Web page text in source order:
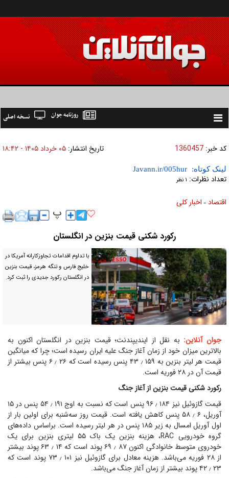
Toggle
نسخه اصلی روزنامه جوان
کد خبر: 1360457 تاریخ انتشار: ۰۵ خرداد ۱۴۰۵ - ۱۸:۴۲
لینک کوتاه:
تعداد نظرات: ۱ نظر
اقتصاد » اخبار کلی
رکورد شکنی قیمت بنزین در انگلستان
با تداوم اقدامات تجاوزکارانه آمریکا در
خلیج فارس و تنگه هرمز، قیمت بنزین
در انگلستان رکورد جدیدی را ثبت کرد.
جوان آنلاین: به نقل از ایندیپندنت؛ قیمت بنزین در انگلستان اکنون به
بالاترین میزان خود از زمان آغاز جنگ علیه ایران رسیده است؛ چرا که میانگین
قیمت هر لیتر بنزین به ۱۵۹ ٫ ۴۳ پنس رسیده است که ۲۶ ٫ ۶ پنس بیشتر از
قیمت آن در ۲۸ فوریه است.
رکورد شکنی قیمت بنزین از آغاز جنگ
قیمت گازوئیل نیز ۱۸۴ ٫ ۹۶ پنس است که نسبت به اوج ۱۹۱ ٫ ۵۴ پنس در ۱۵
آوریل، ۶ ٫ ۵۸ پنس کاهش یافته است. قیمت روز سه‌شنبه برای اولین بار از
اول آوریل امسال به زیر ۱۸۵ پنس در هر لیتر رسیده است. براساس داده‌های
گروه خودرویی RAC، هزینه بنزین یک باک ۵۵ لیتری بنزین برای یک
خودروی متوسط خانوادگی اکنون ۸۷ ٫ ۶۹ پوند است که ۱۴ ٫ ۶۳ پوند بیشتر
از ۲۸ فوریه می‌باشد. هزینه معادل برای گازوئیل نیز ۱۰۱ ٫ ۷۳ پوند است که
۲۳ ٫ ۴۲ پوند بیشتر از زمان آغاز جنگ می‌باشد.